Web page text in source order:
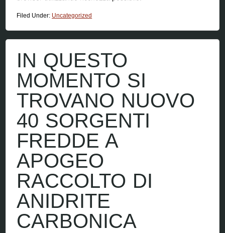
Filed Under: Uncategorized
IN QUESTO
MOMENTO SI
TROVANO NUOVO
40 SORGENTI
FREDDE A
APOGEO
RACCOLTO DI
ANIDRITE
CARBONICA